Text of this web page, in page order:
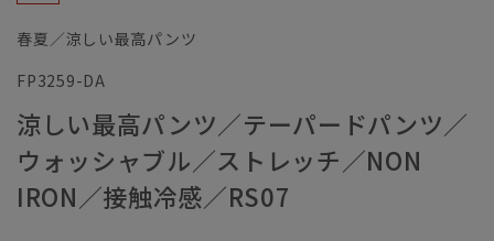
春夏／涼しい最高パンツ
FP3259-DA
涼しい最高パンツ／テーパードパンツ／
ウォッシャブル／ストレッチ／NON
IRON／接触冷感／RS07